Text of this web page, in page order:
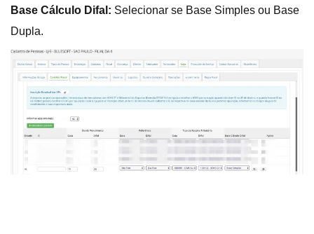
Base Cálculo Difal: Selecionar se Base Simples ou Base
Dupla.